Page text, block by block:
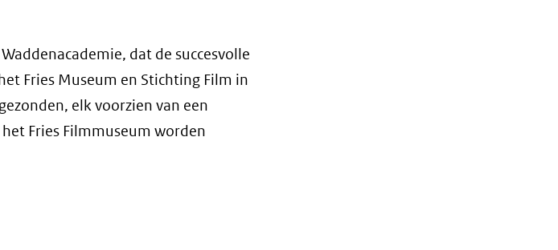
dat de succesvolle
Fries Museum en Stichting Film in
elk voorzien van een
Fries Filmmuseum worden